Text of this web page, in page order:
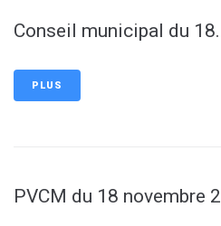
Conseil municipal du
PLUS
PVCM du 18 novembre